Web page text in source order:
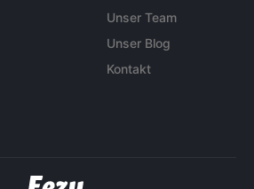
Unser Team
Unser Blog
Kontakt